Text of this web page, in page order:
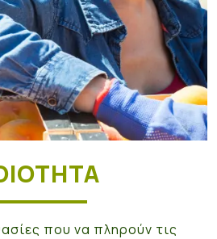
που να πληρούν τις